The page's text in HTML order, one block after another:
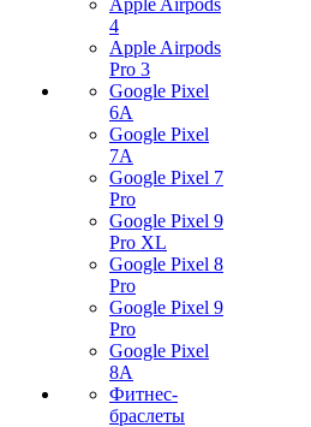
Apple Airpods
4
Apple Airpods
Pro 3
Google Pixel
6A
Google Pixel
7А
Google Pixel 7
Pro
Google Pixel 9
Pro XL
Google Pixel 8
Pro
Google Pixel 9
Pro
Google Pixel
8A
Фитнес-
браслеты